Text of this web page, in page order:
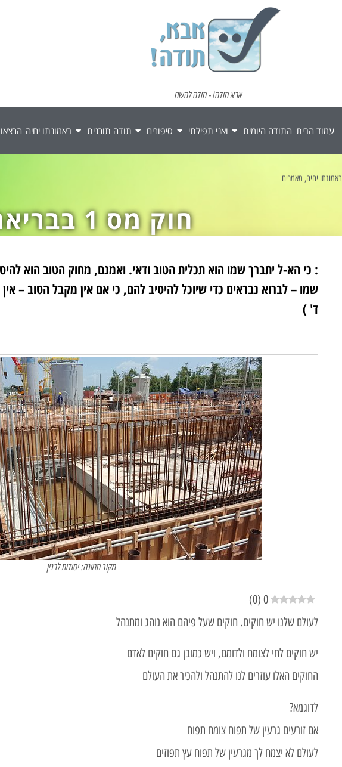
אבא תודה! - תודה להשם
עמוד הבית התודה היומית ואני תפילתי סיפורים תודה תורנית באמונתו יחיה
באמונתו יחיה, מאמרים
חוק מס 1 בבריאה
: כי הא-ל יתברך שמו הוא תכלית הטוב ודאי. ואמנם, מחוק הטוב הוא
שמו – לברוא נבראים כדי שיוכל להיטיב להם, כי אם אין מקבל הטוב –
ד' )
מקור תמונה: יסודות לבנין
0
(
0
)
לעולם שלנו יש חוקים. חוקים שעל פיהם הוא נוהג ומתנהל
יש חוקים לחי לצומח ולדומם, ויש כמובן גם חוקים לאדם
החוקים האלו עוזרים לנו להתנהל ולהכיר את העולם
לדוגמא?
אם זורעים גרעין של תפוח צומח תפוח
לעולם לא יצמח לך מגרעין של תפוח עץ תפוזים